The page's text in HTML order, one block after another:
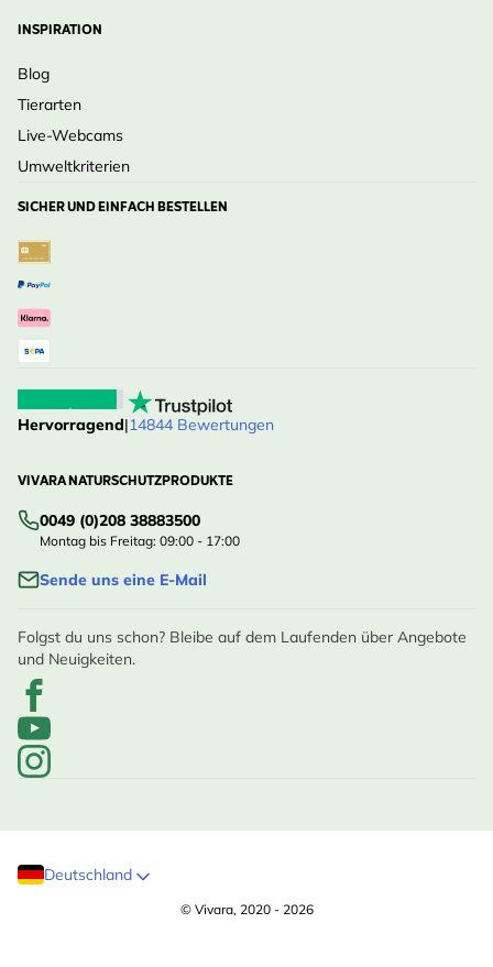
INSPIRATION
Blog
Tierarten
Live-Webcams
Umweltkriterien
SICHER UND EINFACH BESTELLEN
Hervorragend|14844 Bewertungen
VIVARA NATURSCHUTZPRODUKTE
0049 (0)208 38883500
Montag bis Freitag: 09:00 - 17:00
Sende uns eine E-Mail
Folgst du uns schon? Bleibe auf dem Laufenden über Angebote
und Neuigkeiten.
Deutschland
© Vivara, 2020 - 2026